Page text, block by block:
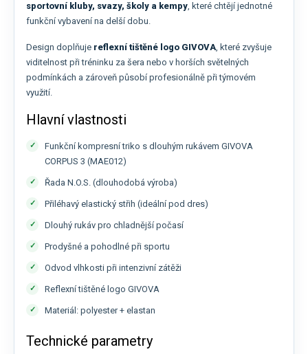
sportovní kluby, svazy, školy a kempy, které chtějí jednotné
funkční vybavení na delší dobu.
Design doplňuje reflexní tištěné logo GIVOVA, které zvyšuje
viditelnost při tréninku za šera nebo v horších světelných
podmínkách a zároveň působí profesionálně při týmovém
využití.
Hlavní vlastnosti
Funkční kompresní triko s dlouhým rukávem GIVOVA
CORPUS 3 (MAE012)
Řada N.O.S. (dlouhodobá výroba)
Přiléhavý elastický střih (ideální pod dres)
Dlouhý rukáv pro chladnější počasí
Prodyšné a pohodlné při sportu
Odvod vlhkosti při intenzivní zátěži
Reflexní tištěné logo GIVOVA
Materiál: polyester + elastan
Technické parametry